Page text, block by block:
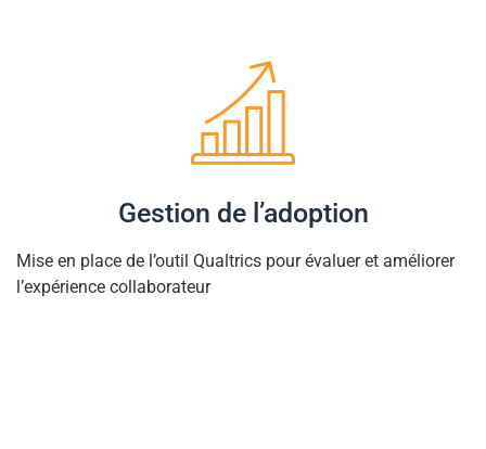
Gestion de l’adoption
Mise en place de l’outil Qualtrics pour évaluer et améliorer
l’expérience collaborateur